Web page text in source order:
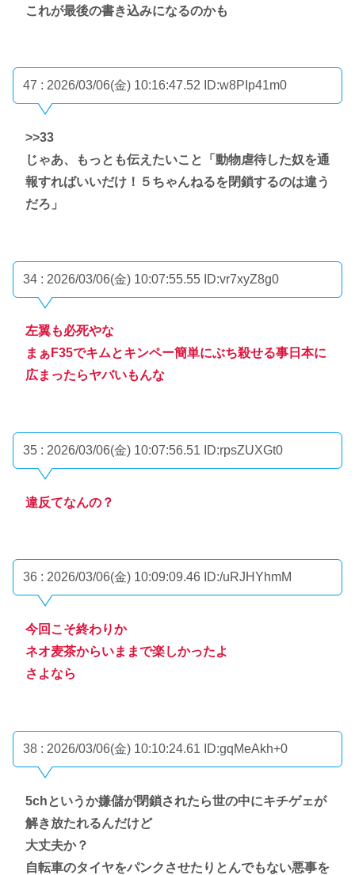
これが最後の書き込みになるのかも
47 : 2026/03/06(金) 10:16:47.52 ID:w8PIp41m0
>>33
じゃあ、もっとも伝えたいこと「動物虐待した奴を通
報すればいいだけ！５ちゃんねるを閉鎖するのは違う
だろ」
34 : 2026/03/06(金) 10:07:55.55 ID:vr7xyZ8g0
左翼も必死やな
まぁF35でキムとキンペー簡単にぶち殺せる事日本に
広まったらヤバいもんな
35 : 2026/03/06(金) 10:07:56.51 ID:rpsZUXGt0
違反てなんの？
36 : 2026/03/06(金) 10:09:09.46 ID:/uRJHYhmM
今回こそ終わりか
ネオ麦茶からいままで楽しかったよ
さよなら
38 : 2026/03/06(金) 10:10:24.61 ID:gqMeAkh+0
5chというか嫌儲が閉鎖されたら世の中にキチゲェが
解き放たれるんだけど
大丈夫か？
自転車のタイヤをパンクさせたりとんでもない悪事を